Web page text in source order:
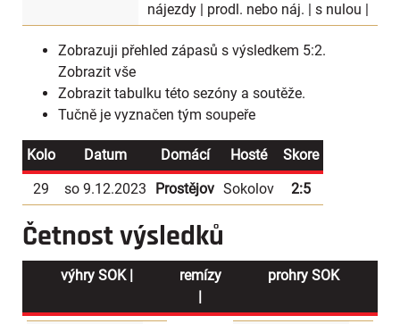
nájezdy | prodl. nebo náj. | s nulou |
Zobrazuji přehled zápasů s výsledkem 5:2.
Zobrazit vše
Zobrazit tabulku této sezóny a soutěže.
Tučně je vyznačen tým soupeře
Kolo Datum Domácí Hosté
Skore
29
so 9.12.2023 Prostějov Sokolov 2:5
Četnost výsledků
výhry SOK |
remízy
|
prohry SOK